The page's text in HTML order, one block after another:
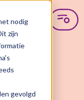
nodig
zijn
gevolgd